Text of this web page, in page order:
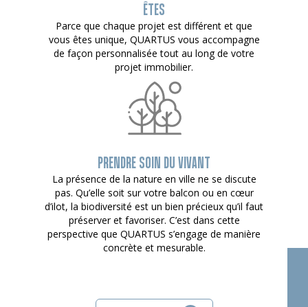
ÊTES
Parce que chaque projet est différent et que
vous êtes unique, QUARTUS vous accompagne
de façon personnalisée tout au long de votre
projet immobilier.
PRENDRE SOIN DU VIVANT
La présence de la nature en ville ne se discute
pas. Qu’elle soit sur votre balcon ou en cœur
d’ilot, la biodiversité est un bien précieux qu’il faut
préserver et favoriser. C’est dans cette
perspective que QUARTUS s’engage de manière
concrète et mesurable.